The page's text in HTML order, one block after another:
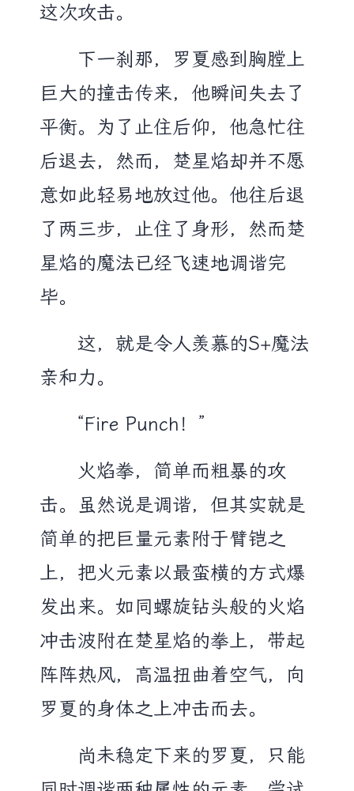
这次攻击。
下一刹那，罗夏感到胸膛上
巨大的撞击传来，他瞬间失去了
平衡。为了止住后仰，他急忙往
后退去，然而，楚星焰却并不愿
意如此轻易地放过他。他往后退
了两三步，止住了身形，然而楚
星焰的魔法已经飞速地调谐完
毕。
这，就是令人羡慕的S+魔法
亲和力。
“Fire Punch！”
火焰拳，简单而粗暴的攻
击。虽然说是调谐，但其实就是
简单的把巨量元素附于臂铠之
上，把火元素以最蛮横的方式爆
发出来。如同螺旋钻头般的火焰
冲击波附在楚星焰的拳上，带起
阵阵热风，高温扭曲着空气，向
罗夏的身体之上冲击而去。
尚未稳定下来的罗夏，只能